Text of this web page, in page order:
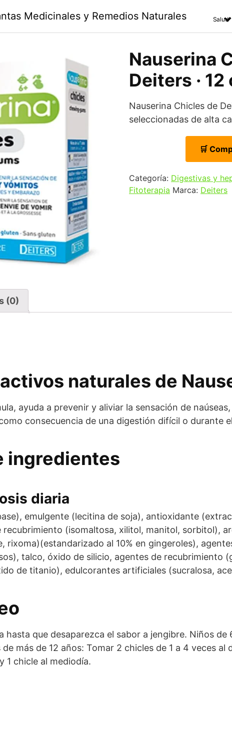
Medicinales y Remedios Naturales Salud
Nauserina
Deiters ·
Nauserina Chicles de
seleccionadas de alta
🛒
Categoría: Digestivas y
Fitoterapia Marca: Deiters
(0)
naturales de
ayuda a prevenir y aliviar la sensación de
consecuencia de una digestión difícil o durante
ingredientes
diaria
emulgente (lecitina de soja), antioxidante
recubrimiento (isomaltosa, xilitol, manitol, sorbitol),
rixoma)(estandarizado al 10% en gingeroles),
talco, óxido de silicio, agentes de recubrimiento
de titanio), edulcorantes artificiales (sucralosa,
hasta que desaparezca el sabor a jengibre. Niños de
más de 12 años: Tomar 2 chicles de 1 a 4 veces al
1 chicle al mediodía.